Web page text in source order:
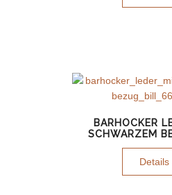
BARHOCKER
SCHWARZEM
Details